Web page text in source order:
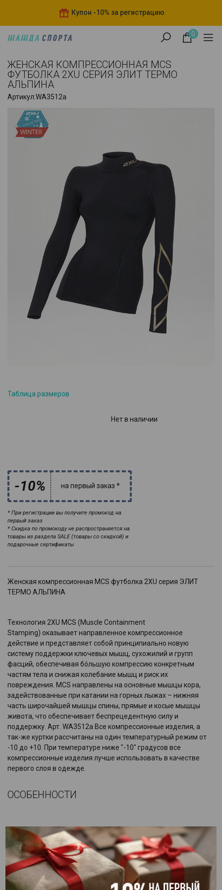
Купон -10% за регистрацию
0
ЖЕНСКАЯ КОМПРЕССИОННАЯ MCS
ФУТБОЛКА 2XU СЕРИЯ ЭЛИТ ТЕРМО
АЛЬПИНА
Артикул:WA3512a
Таблица размеров
Нет в наличии
-10% на первый заказ *
* При регистрации вы получите промокод на
первый заказ
* Скидка по промокоду не распространяется на
товары из раздела SALE (товары со скидкой) и
подарочные сертификаты
Женская компрессионная MCS футболка 2XU серия ЭЛИТ
ТЕРМО АЛЬПИНА
Технология 2XU MCS (Muscle Containment
Stamping) оказывает направленное компрессионное
действие и представляет собой принципиально новую
систему поддержки ключевых мышц, сухожилий и групп
фасций, обеспечивая бóльшую компрессию конкретным
частям тела и снижая колебание мышц и риск их
повреждения. MCS направлены на основные мышцы кора,
задействованные при катании на горных лыжах – нижняя
часть широчайшей мышцы спины, прямые и косые мышцы
живота, что обеспечивает беспрецедентную силу и
поддержку. Арт. WA3512a Все компрессионные изделия, а
так-же куртки рассчитаны на один температурный режим от
-10 до +10. При температуре ниже "-10" градусов все
компрессионные изделия лучше использовать в качестве
первого слоя в одежде.
ОСОБЕННОСТИ
Система MCS направлена на мышцы пресса, косые мышцы
живота и мышцы нижней части спины.
Ткань PWX FLEX TERMAL (70 ден) с добавлением шерсти
альпийских овец для большего тепла.
Капиллярные свойства ткани выводят влагу наружу,